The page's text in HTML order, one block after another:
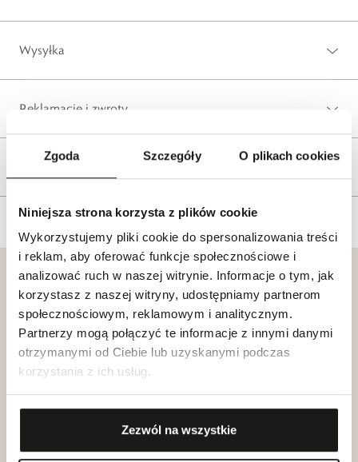
Zgoda Szczegóły O plikach cookies
Niniejsza strona korzysta z plików cookie
Wykorzystujemy pliki cookie do spersonalizowania treści
i reklam, aby oferować funkcje społecznościowe i
analizować ruch w naszej witrynie. Informacje o tym, jak
korzystasz z naszej witryny, udostępniamy partnerom
społecznościowym, reklamowym i analitycznym.
Partnerzy mogą połączyć te informacje z innymi danymi
otrzymanymi od Ciebie lub uzyskanymi podczas
korzystania z ich usług.
Zezwól na wszystkie
Wysyłka
Reklamacje i zwroty
Klub dla
Przyjaciół
W.KRUK
Dołącz
Katalogi
Zobacz